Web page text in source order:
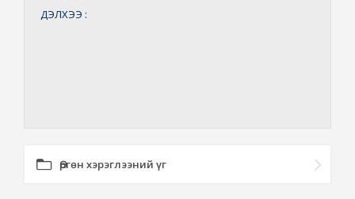
ДЭЛХЭЭ :
Өргөн хэрэглээний үг